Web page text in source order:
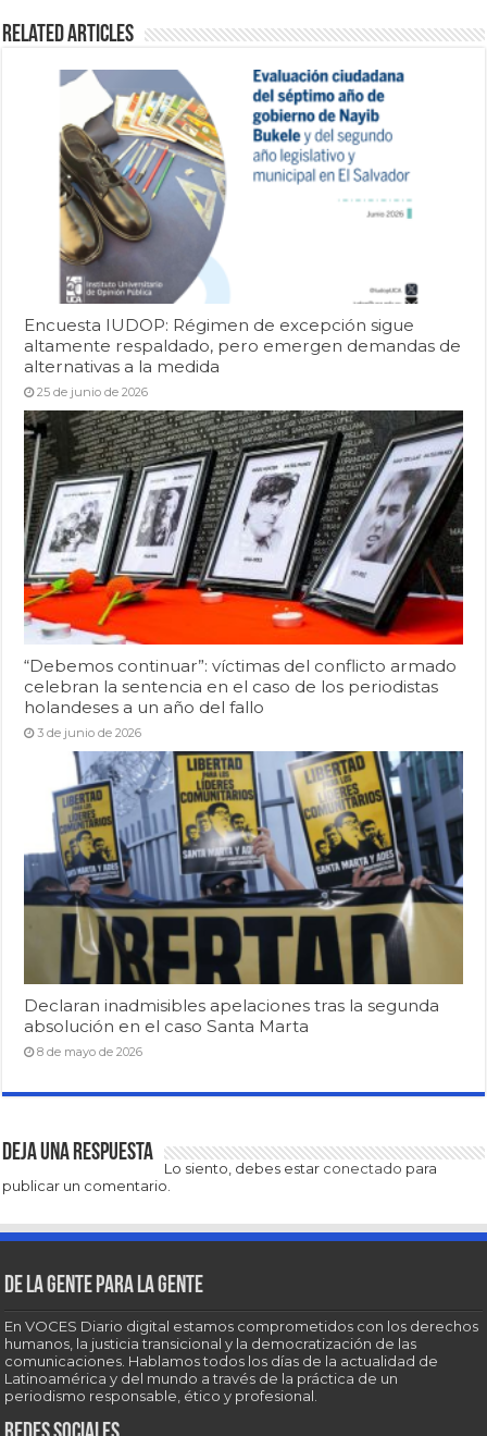
Related Articles
Encuesta IUDOP: Régimen de excepción sigue
altamente respaldado, pero emergen demandas de
alternativas a la medida
25 de junio de 2026
“Debemos continuar”: víctimas del conflicto armado
celebran la sentencia en el caso de los periodistas
holandeses a un año del fallo
3 de junio de 2026
Declaran inadmisibles apelaciones tras la segunda
absolución en el caso Santa Marta
8 de mayo de 2026
Deja una respuesta
Lo siento, debes estar conectado para
publicar un comentario.
De la gente para la gente
En VOCES Diario digital estamos comprometidos con los derechos
humanos, la justicia transicional y la democratización de las
comunicaciones. Hablamos todos los días de la actualidad de
Latinoamérica y del mundo a través de la práctica de un
periodismo responsable, ético y profesional.